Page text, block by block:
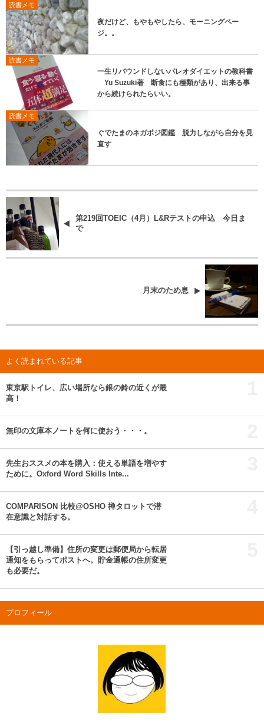
読書メモ
夜だけど、もやもやしたら、モーニングペー
ジ。。
読書メモ
一生リバウンドしないパレオダイエットの教科書
Yu Suzuki著 断食にも種類があり、出来る事
から続けられたらいい。
読書メモ
ぐでたまのネガポジ図鑑 脱力しながら自分を見
直す
第219回TOEIC（4月）L&Rテストの申込 今日ま
で
月末のため息
よく読まれている記事
東京駅トイレ、広い場所なら銀の鈴の近くが最
高！
無印の文庫本ノートを何に使おう・・・。
先生おススメの本を購入：使える単語を増やす
ために。Oxford Word Skills Inte...
COMPARISON 比較@OSHO 禅タロットで潜
在意識と対話する。
【引っ越し準備】住所の変更は郵便局から転居
通知をもらってポストへ。貯金通帳の住所変更
も必要だ。
プロフィール